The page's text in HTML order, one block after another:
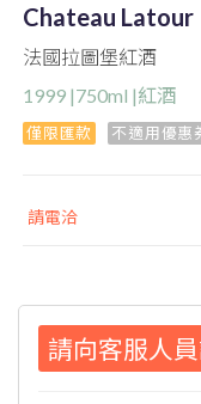
Chateau Latour
法國拉圖堡紅酒
1999 |750ml |紅酒
僅限匯款 不適用優惠
請電洽
請向客服人